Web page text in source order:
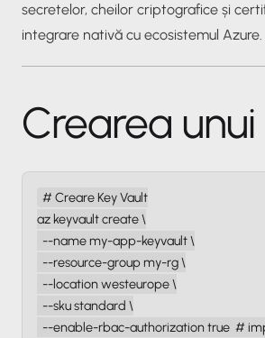
secretelor, cheilor criptografice și
integrare nativă cu ecosistemul Azure.
Crearea
# Creare Key Vault
az keyvault create \
  --name my-app-keyvault \
  --resource-group my-rg \
  --location westeurope \
  --sku standard \
--enable-rbac-authorization true  #